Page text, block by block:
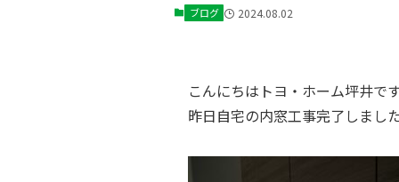
ブログ 2024.08.02
こんにちはトヨ・ホーム坪井で
昨日自宅の内窓工事完了しまし